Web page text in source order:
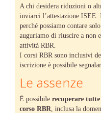
A chi desidera riduzioni o
inviarci l’attestazione
perché possiamo contare
auguriamo di riuscire a non
attività RBR.
I corsi RBR sono inclusivi
iscrizione è possibile
Le assenze
È possibile recuperare tutte
corso RBR , inclusa la